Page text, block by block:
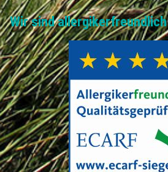
Wir sind allergikerfreundlich